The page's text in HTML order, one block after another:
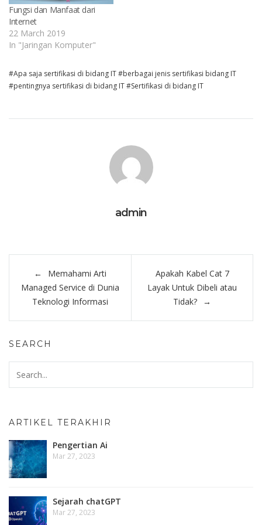
Fungsi dan Manfaat dari
Internet
22 March 2019
In "Jaringan Komputer"
Apa saja sertifikasi di bidang IT
berbagai jenis sertifikasi bidang IT
pentingnya sertifikasi di bidang IT
Sertifikasi di bidang IT
admin
navigation
Memahami Arti
Managed Service di Dunia
Teknologi Informasi
Apakah Kabel Cat 7
Layak Untuk Dibeli atau
Tidak?
SEARCH
ARTIKEL TERAKHIR
Pengertian Ai
Mar 27, 2023
Sejarah chatGPT
Mar 27, 2023